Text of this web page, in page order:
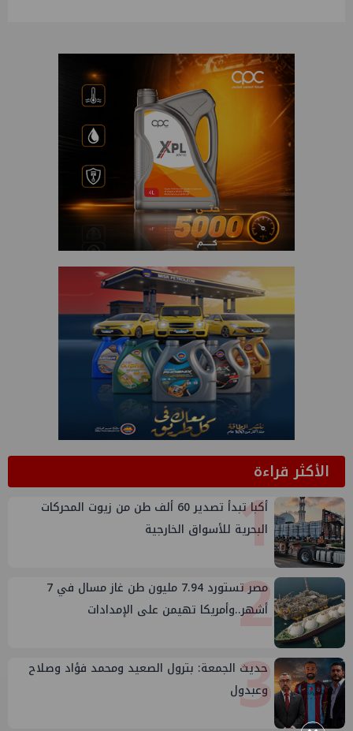
الأكثر قراءة1
أكبا تبدأ تصدير 60 ألف طن من زيوت المحركات
البحرية للأسواق الخارجية
2
مصر تستورد 7.94 مليون طن غاز مسال في 7
أشهر..وأمريكا تهيمن على الإمدادات
3
حديث الجمعة: بترول الصعيد ومحمد فؤاد وصلاح
وعبدول